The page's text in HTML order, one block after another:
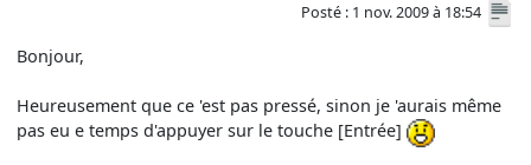
Posté : 1 nov. 2009 à 18:54
Bonjour,
Heureusement que ce 'est pas pressé, sinon je 'aurais même
pas eu e temps d'appuyer sur le touche [Entrée]